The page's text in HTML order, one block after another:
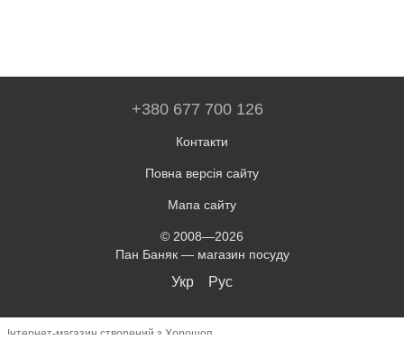
+380 677 700 126
Контакти
Повна версія сайту
Мапа сайту
© 2008—2026
Пан Баняк — магазин посуду
Укр Рус
Інтернет-магазин створений з Хорошоп